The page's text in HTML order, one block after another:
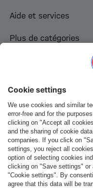
Aide et services
Plus de catégories
Paiement et livraison